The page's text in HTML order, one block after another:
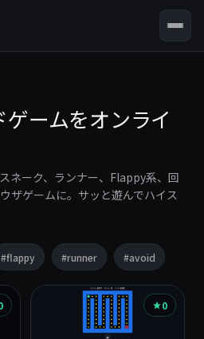
ゲームをオンライ
ネーク、ランナー、Flappy系、回
ザゲームに。サッと遊んでハイス
#flappy #runner #avoid
0